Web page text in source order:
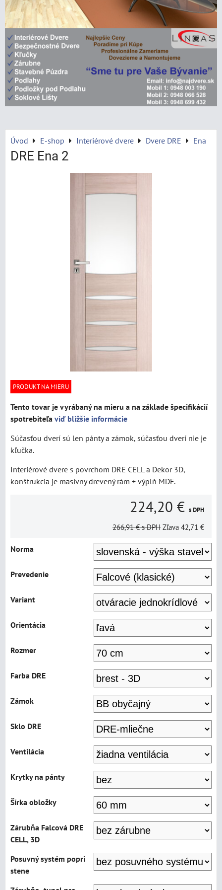
Úvod E-shop Interiérové dvere Dvere DRE Ena
DRE Ena 2
PRODUKT NA MIERU
Tento tovar je vyrábaný na mieru a na základe špecifikácií
spotrebiteľa viď bližšie informácie
Súčasťou dverí sú len pánty a zámok, súčasťou dverí nie je
kľučka.
Interiérové dvere s povrchom DRE CELL a Dekor 3D,
konštrukcia je masívny drevený rám + výplň MDF.
224,20 € s DPH
266,91 € s DPH Zľava 42,71 €
Norma
Prevedenie
Variant
Orientácia
Rozmer
Farba DRE
Zámok
Sklo DRE
Ventilácia
Krytky na pánty
Šírka obložky
Zárubňa Falcová DRE
CELL, 3D
Posuvný systém popri
stene